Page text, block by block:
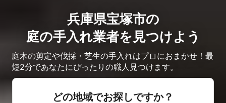
兵庫県宝塚市の
庭の手入れ業者を見つけよう
庭木の剪定や伐採・芝生の手入れはプロにおまかせ！最
短2分であなたにぴったりの職人見つけます。
どの地域でお探しですか？